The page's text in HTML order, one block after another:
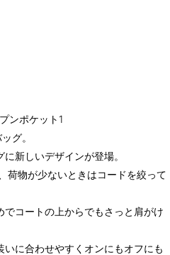
ンポケット1
グ。
新しいデザインが登場。
荷物が少ないときはコードを絞って
コートの上からでもさっと肩がけ
に合わせやすくオンにもオフにも